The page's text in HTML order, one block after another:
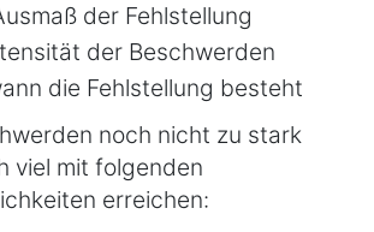
der Fehlstellung
der Beschwerden
die Fehlstellung besteht
noch nicht zu stark
viel mit folgenden
erreichen: